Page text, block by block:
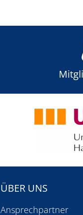
ÜBER UNS
Ansprechpartner